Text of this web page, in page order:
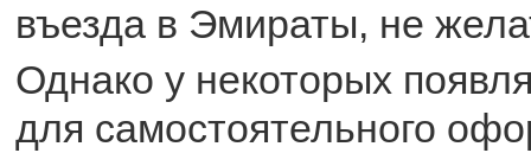
въезда в Эмираты, не
Однако у некоторых
для самостоятельного